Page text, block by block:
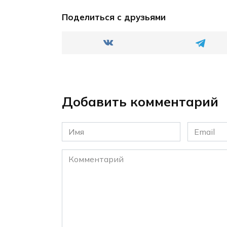
Поделиться с друзьями
Добавить комментарий
Имя
*
Email
*
Комментарий